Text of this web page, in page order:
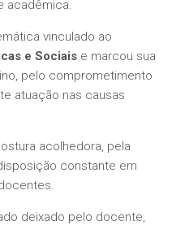
acadêmica.
vinculado ao
e Sociais e marcou sua
pelo comprometimento
atuação nas causas
acolhedora, pela
constante em
deixado pelo docente,